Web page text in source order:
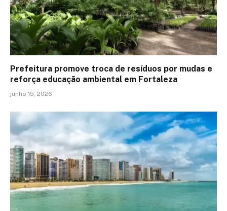
Prefeitura promove troca de resíduos por mudas e
reforça educação ambiental em Fortaleza
junho 15, 2026